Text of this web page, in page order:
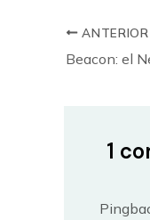
ANTERIOR
Beacon: el
1